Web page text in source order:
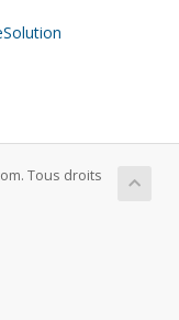
Tous droits